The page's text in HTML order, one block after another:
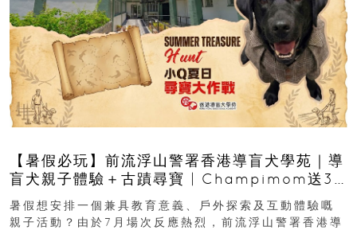
【暑假必玩】前流浮山警署香港導盲犬學苑｜導
盲犬親子體驗＋古蹟尋寶 | Champimom送3
組免費名額
暑假想安排一個兼具教育意義、戶外探索及互動體驗嘅
親子活動？由於7月場次反應熱烈，前流浮山警署香港導